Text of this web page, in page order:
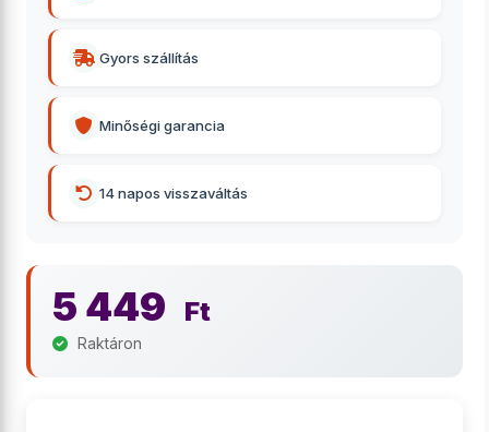
Gyors szállítás
Minőségi garancia
14 napos visszaváltás
5 449 Ft
Raktáron